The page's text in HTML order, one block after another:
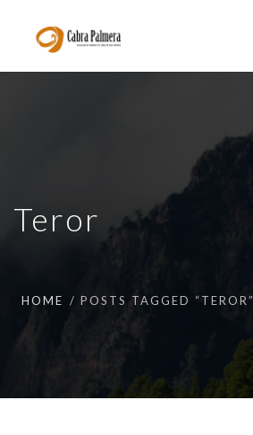
Teror
HOME POSTS TAGGED “TEROR”